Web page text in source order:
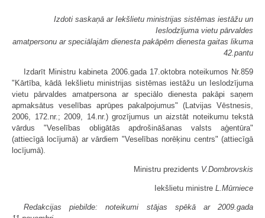
Izdoti saskaņā ar Iekšlietu ministrijas sistēmas iestāžu un
Ieslodzījuma vietu pārvaldes
amatpersonu ar speciālajām dienesta pakāpēm dienesta gaitas likuma
42.pantu
Izdarīt Ministru kabineta 2006.gada 17.oktobra noteikumos Nr.859
"Kārtība, kādā Iekšlietu ministrijas sistēmas iestāžu un Ieslodzījuma
vietu pārvaldes amatpersona ar speciālo dienesta pakāpi saņem
apmaksātus veselības aprūpes pakalpojumus" (Latvijas Vēstnesis,
2006, 172.nr.; 2009, 14.nr.) grozījumus un aizstāt noteikumu tekstā
vārdus "Veselības obligātās apdrošināšanas valsts aģentūra"
(attiecīgā locījumā) ar vārdiem "Veselības norēķinu centrs" (attiecīgā
locījumā).
Ministru prezidents V.Dombrovskis
Iekšlietu ministre L.Mūrniece
Redakcijas piebilde: noteikumi stājas spēkā ar 2009.gada